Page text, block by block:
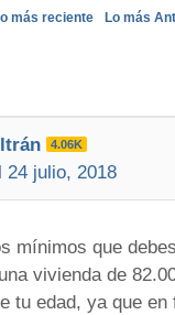
más reciente Lo más
4.06K
24 julio, 2018
mínimos que
vivienda de
tu edad, ya que en